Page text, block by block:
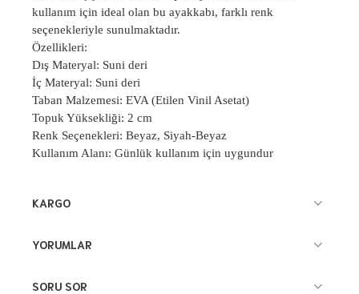
kullanım için ideal olan bu ayakkabı, farklı renk
seçenekleriyle sunulmaktadır.
Özellikleri:
Dış Materyal: Suni deri
İç Materyal: Suni deri
Taban Malzemesi: EVA (Etilen Vinil Asetat)
Topuk Yüksekliği: 2 cm
Renk Seçenekleri: Beyaz, Siyah-Beyaz
Kullanım Alanı: Günlük kullanım için uygundur
KARGO
YORUMLAR
SORU SOR